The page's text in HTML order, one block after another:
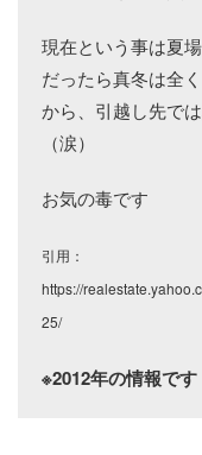
現在という事は夏
だったら真冬は全
から、引越し先で
（涙）
お気の毒です
引用：
https://
25/
※2012年の情報です